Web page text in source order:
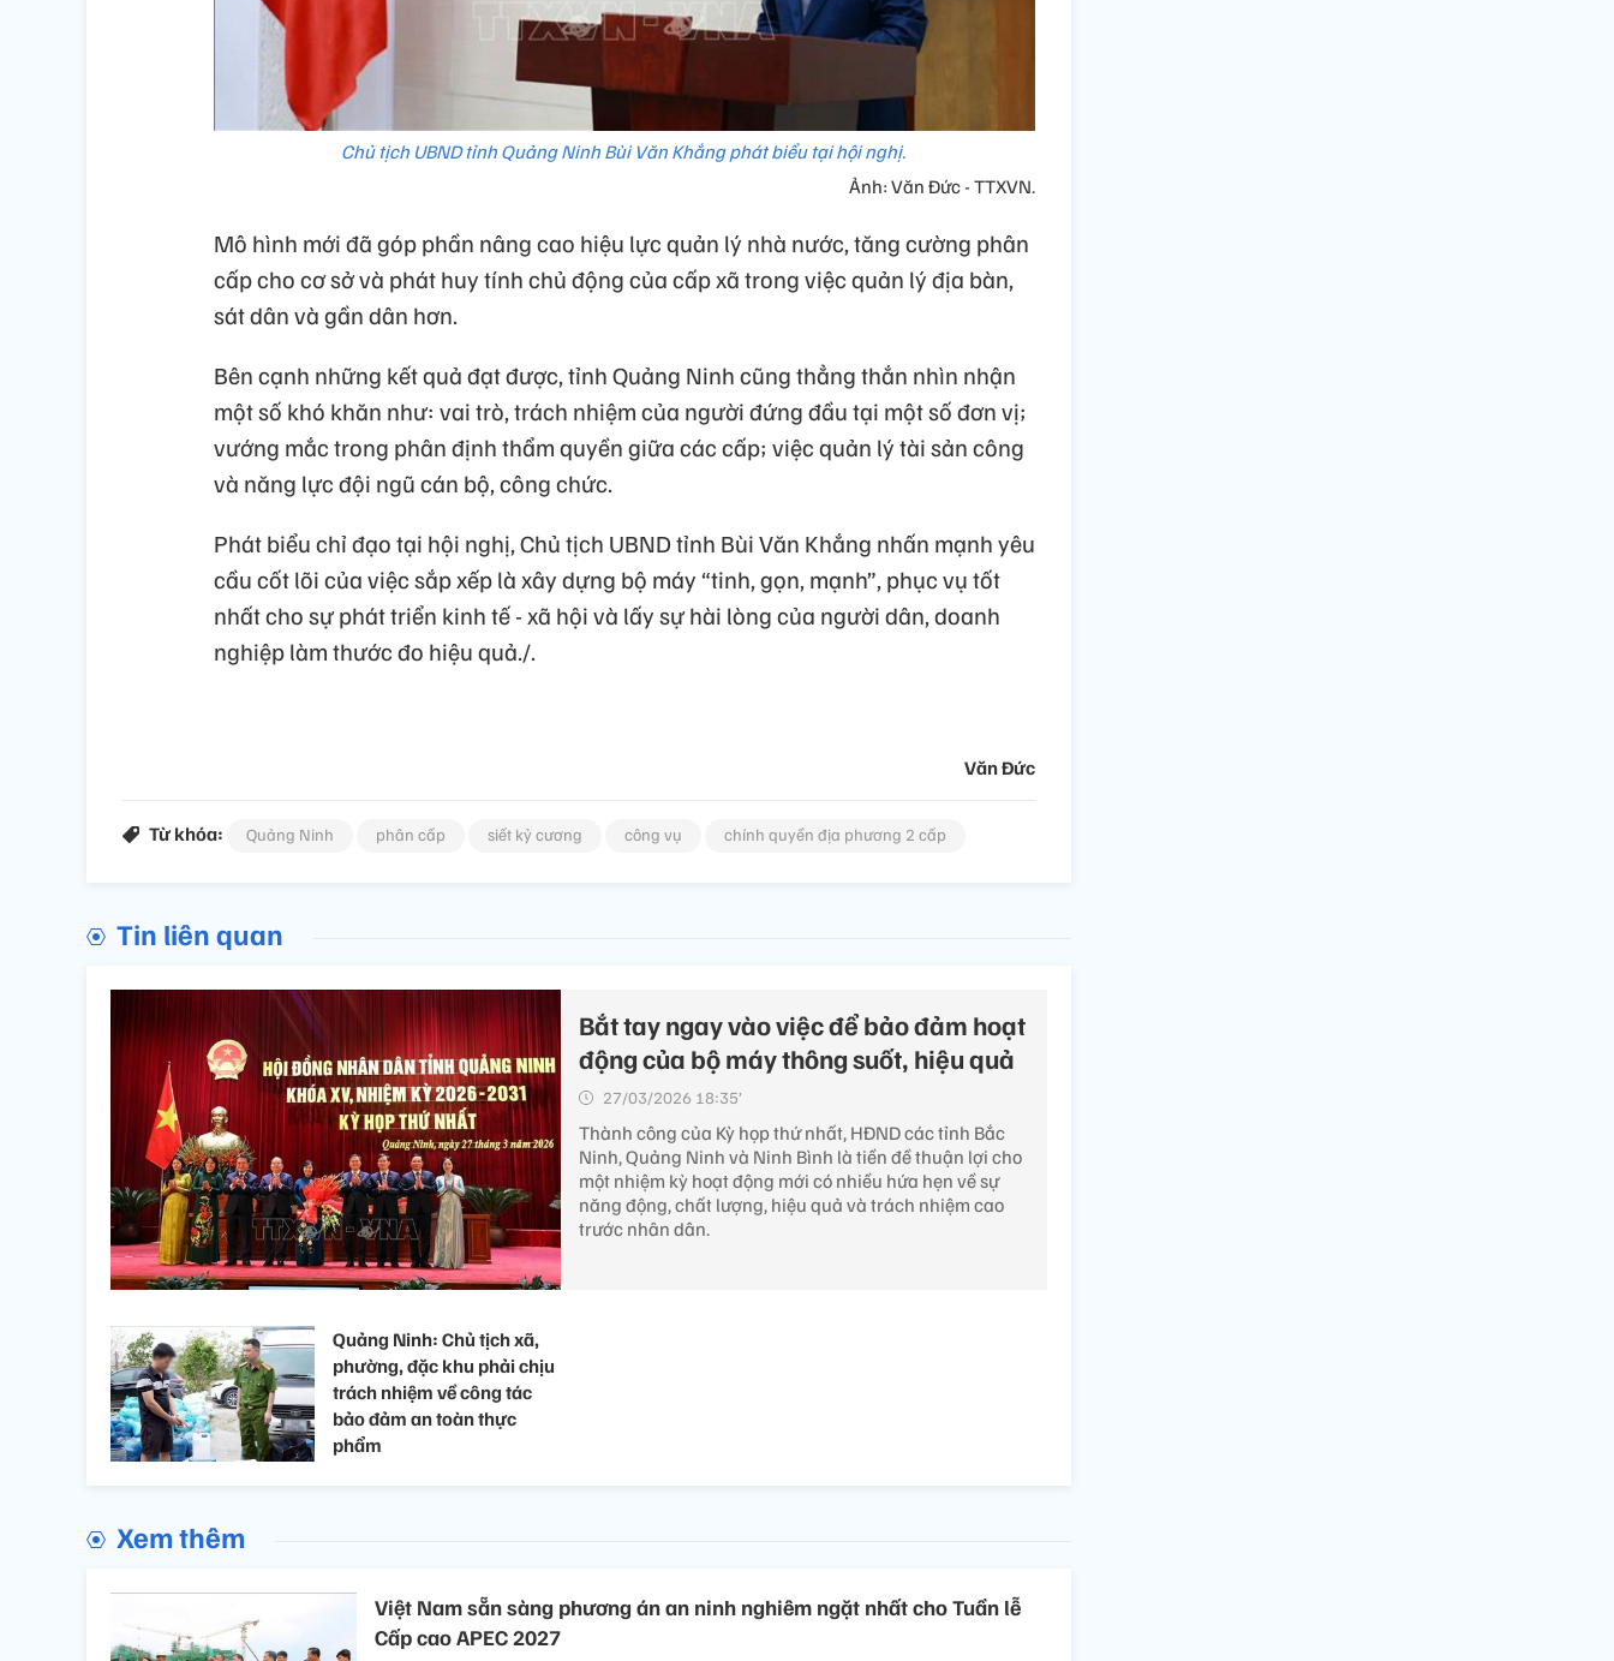
Chủ tịch UBND tỉnh Quảng Ninh Bùi Văn Khắng phát biểu tại hội nghị.
Ảnh: Văn Đức - TTXVN.
Mô hình mới đã góp phần nâng cao hiệu lực quản lý nhà nước, tăng cường phân
cấp cho cơ sở và phát huy tính chủ động của cấp xã trong việc quản lý địa bàn,
sát dân và gần dân hơn.
Bên cạnh những kết quả đạt được, tỉnh Quảng Ninh cũng thẳng thắn nhìn nhận
một số khó khăn như: vai trò, trách nhiệm của người đứng đầu tại một số đơn vị;
vướng mắc trong phân định thẩm quyền giữa các cấp; việc quản lý tài sản công
và năng lực đội ngũ cán bộ, công chức.
Phát biểu chỉ đạo tại hội nghị, Chủ tịch UBND tỉnh Bùi Văn Khắng nhấn mạnh yêu
cầu cốt lõi của việc sắp xếp là xây dựng bộ máy “tinh, gọn, mạnh”, phục vụ tốt
nhất cho sự phát triển kinh tế - xã hội và lấy sự hài lòng của người dân, doanh
nghiệp làm thước đo hiệu quả./.
Văn Đức
Từ khóa: Quảng Ninh phân cấp siết kỷ cương công vụ chính quyền địa phương 2 cấp
Tin liên quan
Bắt tay ngay vào việc để bảo đảm hoạt
động của bộ máy thông suốt, hiệu quả
27/03/2026 18:35’
Thành công của Kỳ họp thứ nhất, HĐND các tỉnh Bắc
Ninh, Quảng Ninh và Ninh Bình là tiền đề thuận lợi cho
một nhiệm kỳ hoạt động mới có nhiều hứa hẹn về sự
năng động, chất lượng, hiệu quả và trách nhiệm cao
trước nhân dân.
Quảng Ninh: Chủ tịch xã,
phường, đặc khu phải chịu
trách nhiệm về công tác
bảo đảm an toàn thực
phẩm
Xem thêm
Việt Nam sẵn sàng phương án an ninh nghiêm ngặt nhất cho Tuần lễ
Cấp cao APEC 2027